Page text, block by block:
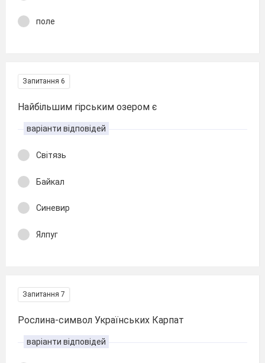
поле
Запитання 6
Найбільшим гірським озером є
варіанти відповідей
Світязь
Байкал
Синевир
Ялпуг
Запитання 7
Рослина-символ Українських Карпат
варіанти відповідей